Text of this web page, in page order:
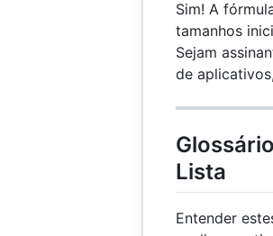
Sim! A
tamanhos
Sejam
de
Lista
Entender